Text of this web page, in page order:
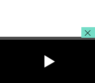
responsabiliza a
la corrupción y el